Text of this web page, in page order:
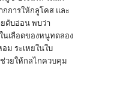
การให้กลูโคส และ
ตับอ่อน พบว่า
นเลือดของหนูทดลอง
ม ระเหยในใบ
ช่วยให้กลไกควบคุม